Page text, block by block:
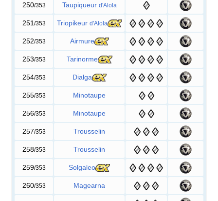
250/353 Taupiqueur d'Alola
251 /353 Triopikeur d'Alola
252/353 Airmure
253/353 Tarinorme
254/353 Dialga
255/353 Minotaupe
256/353 Minotaupe
257/353 Trousselin
258/353 Trousselin
259/353 Solgaleo
260/353 Magearna